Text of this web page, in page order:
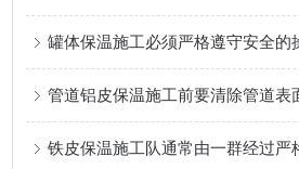
罐体保温施工必须严格遵守安全的
铁皮保温施工队通常由一群经过严